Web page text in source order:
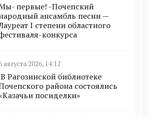
первые! -Почепский
ансамбль песни —
I степени областного
конкурса
августа 2026, 14:12
В Рагозинской библиотеке
района состоялись
посиделки»